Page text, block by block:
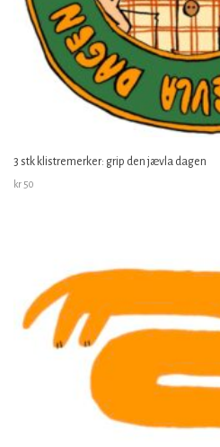
3 stk klistremerker: grip den jævla dagen
kr 50